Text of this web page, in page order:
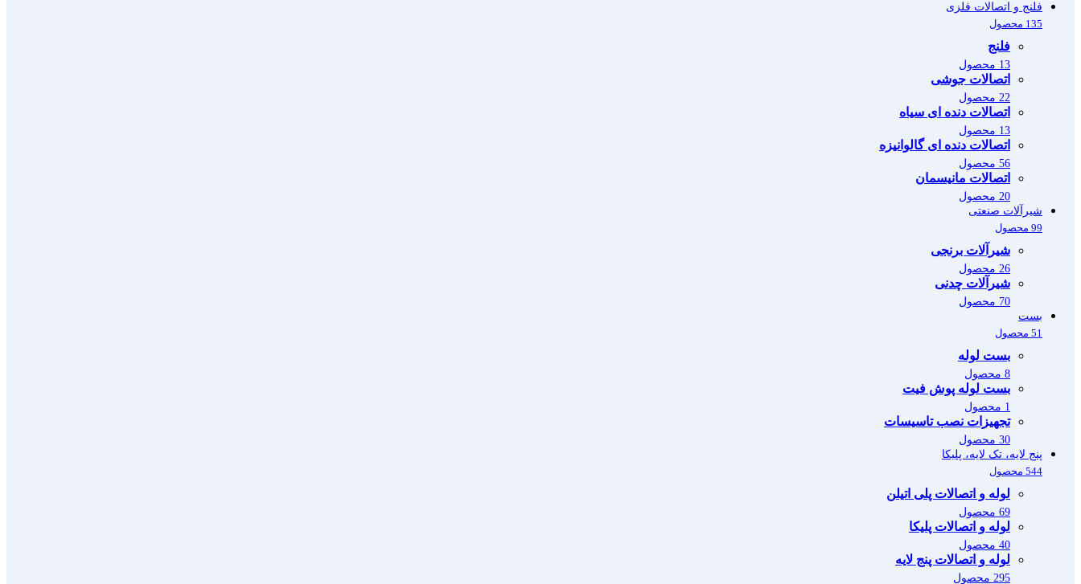
فلنج و اتصالات فلزی
135 محصول
فلنج
13 محصول
اتصالات جوشی
22 محصول
اتصالات دنده ای سیاه
13 محصول
اتصالات دنده ای گالوانیزه
56 محصول
اتصالات مانیسمان
20 محصول
شیرآلات صنعتی
99 محصول
شیرآلات برنجی
26 محصول
شیرآلات چدنی
70 محصول
بست
51 محصول
بست لوله
8 محصول
بست لوله پوش فیت
1 محصول
تجهیزات نصب تاسیسات
30 محصول
پنج لایه، تک لایه، پلیکا
544 محصول
لوله و اتصالات پلی اتیلن
69 محصول
لوله و اتصالات پلیکا
40 محصول
لوله و اتصالات پنج لایه
295 محصول